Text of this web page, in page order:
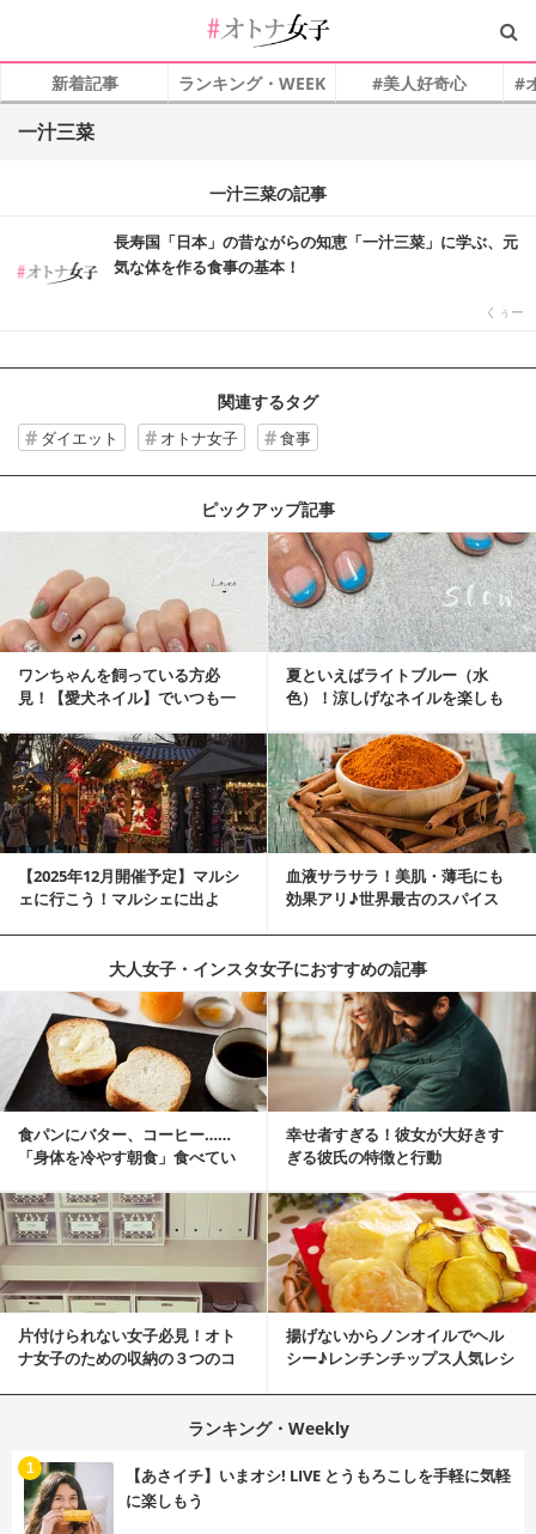
新着記事 ランキング・WEEK #美人好奇心 #
一汁三菜
一汁三菜の記事
長寿国「日本」の昔ながらの知恵「一汁三菜」に学ぶ、元
気な体を作る食事の基本！
くぅー
関連するタグ
ダイエット オトナ女子 食事
ピックアップ記事
ワンちゃんを飼っている方必
見！【愛犬ネイル】でいつも一
夏といえばライトブルー（水
色）！涼しげなネイルを楽しも
【2025年12月開催予定】マルシ
ェに行こう！マルシェに出よ
血液サラサラ！美肌・薄毛にも
効果アリ♪世界最古のスパイス
大人女子・インスタ女子におすすめの記事
食パンにバター、コーヒー……
「身体を冷やす朝食」食べてい
幸せ者すぎる！彼女が大好きす
ぎる彼氏の特徴と行動
片付けられない女子必見！オト
ナ女子のための収納の３つのコ
揚げないからノンオイルでヘル
シー♪レンチンチップス人気レシ
ランキング・Weekly
【あさイチ】いまオシ! LIVE とうもろこしを手軽に気軽
に楽しもう
1